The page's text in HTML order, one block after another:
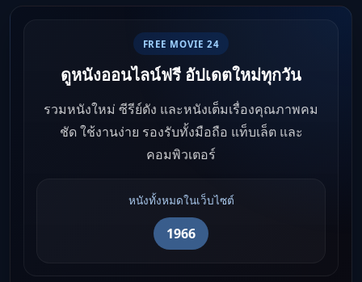
FREE MOVIE 24
ดูหนังออนไลน์ฟรี อัปเดตใหม่ทุกวัน
รวมหนังใหม่ ซีรีย์ดัง และหนังเต็มเรื่องคุณภาพคม
ชัด ใช้งานง่าย รองรับทั้งมือถือ แท็บเล็ต และ
คอมพิวเตอร์
หนังทั้งหมดในเว็บไซต์
1966